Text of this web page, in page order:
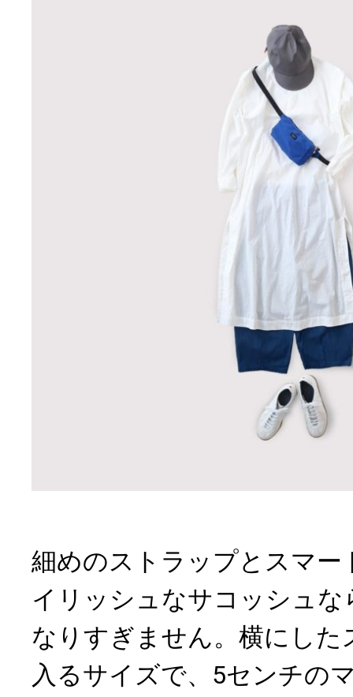
細めのストラップとスマー
イリッシュなサコッシュ
なりすぎません。横にし
入るサイズで、5センチの